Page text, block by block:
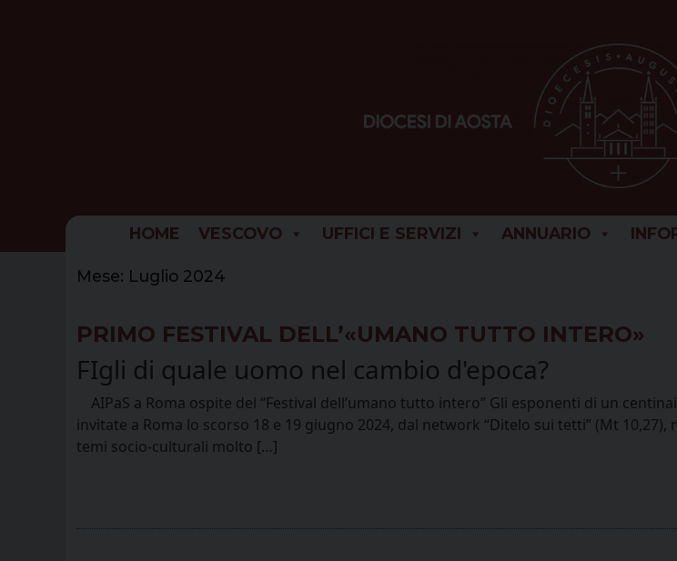
HOME VESCOVO UFFICI E SERVIZI ANNUARIO
Mese: Luglio 2024
PRIMO FESTIVAL DELL’«UMANO TUTTO INTERO»
FIgli di quale uomo nel cambio d'epoca?
AIPaS a Roma ospite del “Festival dell’umano tutto intero” Gli esponenti di un
invitate a Roma lo scorso 18 e 19 giugno 2024, dal network “Ditelo sui tetti” (Mt
temi socio-culturali molto […]